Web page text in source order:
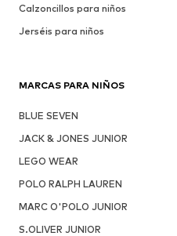
Calzoncillos para niños
Jerséis para niños
MARCAS PARA NIÑOS
BLUE SEVEN
JACK & JONES JUNIOR
LEGO WEAR
POLO RALPH LAUREN
MARC O'POLO JUNIOR
S.OLIVER JUNIOR